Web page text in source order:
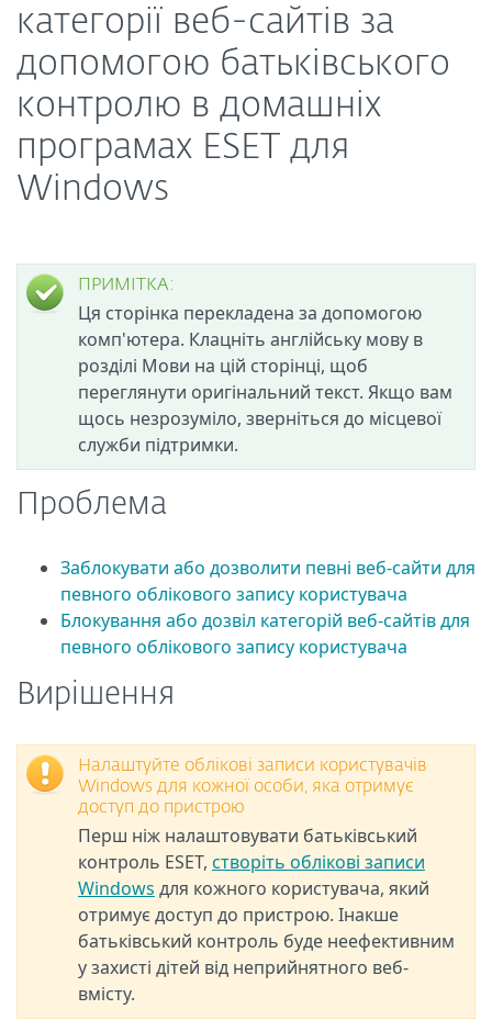
категорії веб-сайтів за
допомогою батьківського
контролю в домашніх
програмах ESET для
Windows
ПРИМІТКА:
Ця сторінка перекладена за допомогою
комп'ютера. Клацніть англійську мову в
розділі Мови на цій сторінці, щоб
переглянути оригінальний текст. Якщо вам
щось незрозуміло, зверніться до місцевої
служби підтримки.
Проблема
Заблокувати або дозволити певні веб-сайти для
певного облікового запису користувача
Блокування або дозвіл категорій веб-сайтів для
певного облікового запису користувача
Вирішення
Налаштуйте облікові записи користувачів
Windows для кожної особи, яка отримує
доступ до пристрою
Перш ніж налаштовувати батьківський
контроль ESET, створіть облікові записи
Windows для кожного користувача, який
отримує доступ до пристрою. Інакше
батьківський контроль буде неефективним
у захисті дітей від неприйнятного веб-
вмісту.